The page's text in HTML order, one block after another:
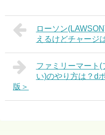
ローソン
えるけどチャージ
ファミリーマート(
い)のやり方は？d
版＞